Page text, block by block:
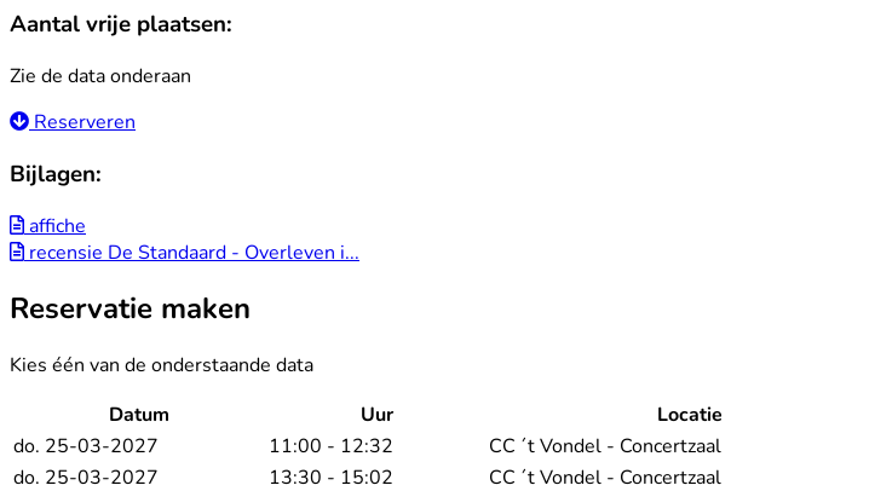
Aantal vrije plaatsen:
Zie de data onderaan
Reserveren
Bijlagen:
affiche
recensie De Standaard - Overleven i...
Reservatie maken
Kies één van de onderstaande data
Datum
Uur Locatie
do. 25-03-2027 11:00 - 12:32 CC ´t Vondel - Concertzaal
do. 25-03-2027
13:30 - 15:02 CC ´t Vondel - Concertzaal